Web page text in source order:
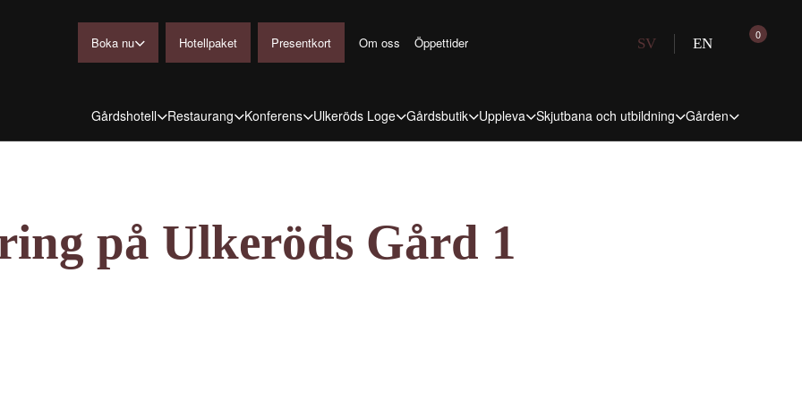
0
Boka nu Hotellpaket Presentkort Om oss Öppettider SV EN
Gårdshotell Restaurang Konferens Ulkeröds Loge Gårdsbutik Uppleva Skjutbana och utbildning Gården
på Ulkeröds Gård 1